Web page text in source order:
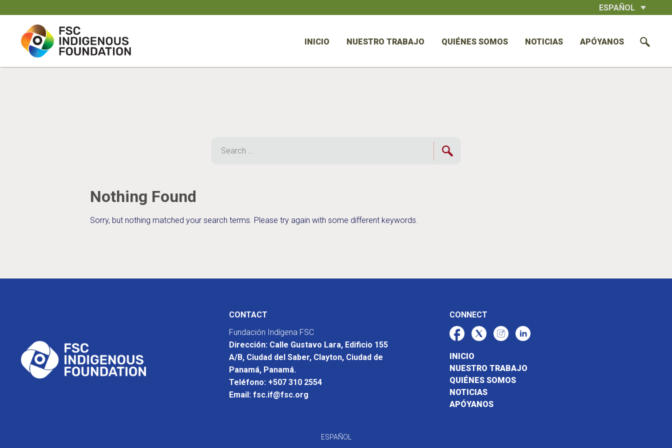
to
ESPAÑOL
INICIO NUESTRO TRABAJO QUIÉNES SOMOS NOTICIAS APÓYANOS
for:
Nothing Found
Sorry, but nothing matched your search terms. Please try again with some different keywords.
CONTACT
Fundación Indígena FSC
Dirección: Calle Gustavo Lara, Edificio 155
A/B, Ciudad del Saber, Clayton, Ciudad de
Panamá, Panamá.
Teléfono: +507 310 2554
Email: fsc.if@fsc.org
CONNECT
INICIO
NUESTRO TRABAJO
QUIÉNES SOMOS
NOTICIAS
APÓYANOS
ESPAÑOL